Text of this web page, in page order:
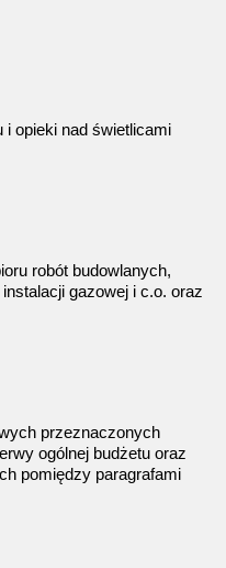
i opieki nad świetlicami
robót budowlanych,
gazowej i c.o. oraz
przeznaczonych
ogólnej budżetu oraz
pomiędzy paragrafami